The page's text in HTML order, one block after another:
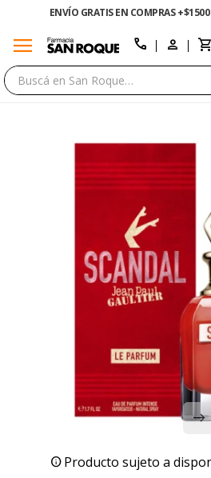
ENVÍO GRATIS EN COMPRAS
menu call
Producto sujeto a
close